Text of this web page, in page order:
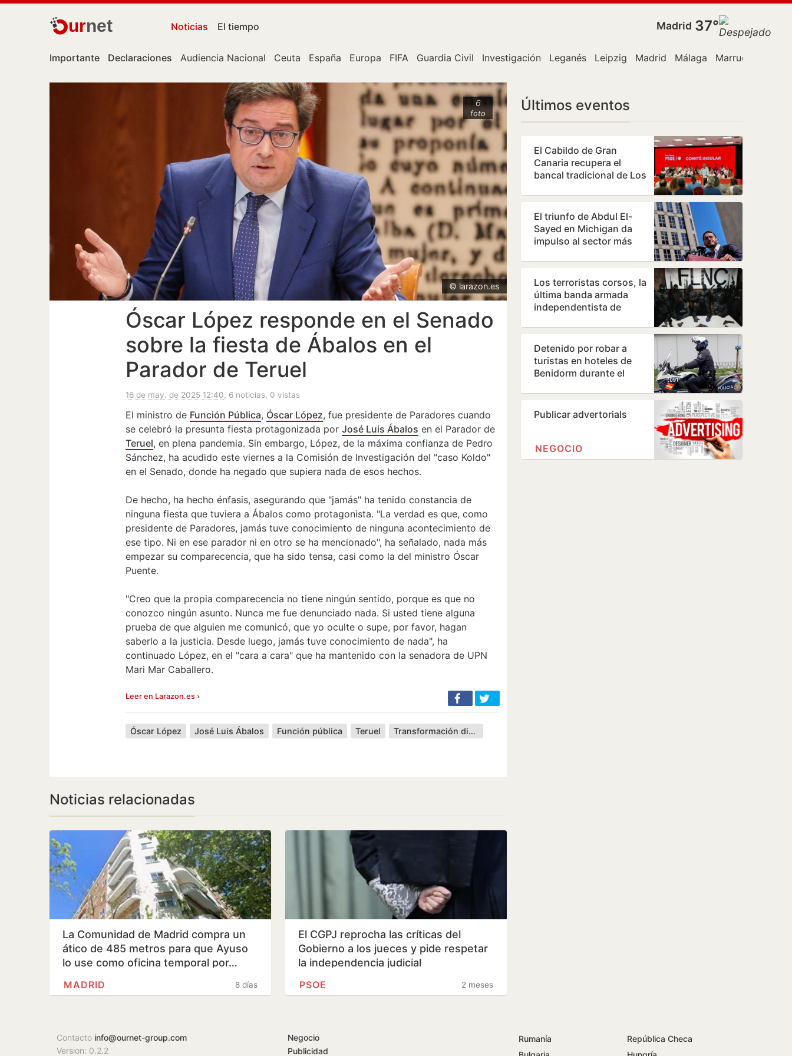
urnet Noticias El tiempo Madrid 37°
Importante Declaraciones Audiencia Nacional Ceuta España Europa FIFA Guardia Civil Investigación Leganés Leipzig Madrid Málaga Marruecos
6
foto
© larazon.es
Óscar López responde en el Senado
sobre la fiesta de Ábalos en el
Parador de Teruel
16 de may. de 2025 12:40, 6 noticias, 0 vistas
El ministro de Función Pública, Óscar López, fue presidente de Paradores cuando
se celebró la presunta fiesta protagonizada porJosé Luis Ábalos en el Parador de
Teruel, en plena pandemia. Sin embargo, López, de la máxima confianza de Pedro
Sánchez, ha acudido este viernes a la Comisión de Investigación del "caso Koldo"
en el Senado, donde ha negado que supiera nada de esos hechos.
De hecho, ha hecho énfasis, asegurando que "jamás" ha tenido constancia de
ninguna fiesta que tuviera a Ábalos como protagonista. "La verdad es que, como
presidente de Paradores, jamás tuve conocimiento de ninguna acontecimiento de
ese tipo. Ni en ese parador ni en otro se ha mencionado", ha señalado, nada más
empezar su comparecencia, que ha sido tensa, casi como la del ministro Óscar
Puente.
"Creo que la propia comparecencia no tiene ningún sentido, porque es que no
conozco ningún asunto. Nunca me fue denunciado nada. Si usted tiene alguna
prueba de que alguien me comunicó, que yo oculte o supe, por favor, hagan
saberlo a la justicia. Desde luego, jamás tuve conocimiento de nada", ha
continuado López, en el "cara a cara" que ha mantenido con la senadora de UPN
Mari Mar Caballero.
Leer en Larazon.es ›
Óscar López José Luis Ábalos Función pública Teruel Transformación digital
Noticias relacionadas
La Comunidad de Madrid compra un
ático de 485 metros para que Ayuso
lo use como oficina temporal por…
8 días
MADRID
El CGPJ reprocha las críticas del
Gobierno a los jueces y pide respetar
la independencia judicial
2 meses
PSOE
Últimos eventos
El Cabildo de Gran
Canaria recupera el
bancal tradicional de Los
El triunfo de Abdul El-
Sayed en Michigan da
impulso al sector más
Demócrata
Los terroristas corsos, la
última banda armada
independentista de
guerra a los…
Detenido por robar a
turistas en hoteles de
Benidorm durante el
Publicar advertorials
NEGOCIO
Contacto info@ournet-group.com
Version: 0.2.2
Negocio
Publicidad
Rumanía
República Checa